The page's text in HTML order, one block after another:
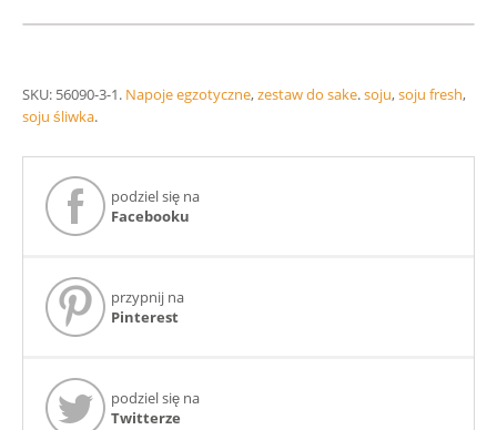
SKU: 56090-3-1. Napoje egzotyczne,zestaw do sake.soju,soju fresh,
soju śliwka.
podziel się na
Facebooku
przypnij na
Pinterest
podziel się na
Twitterze